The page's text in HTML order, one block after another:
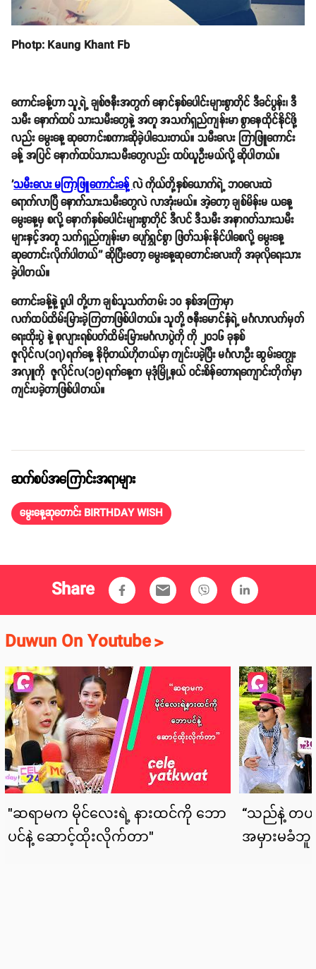
Photp: Kaung Khant Fb
ကောင်းခန့်ဟာ သူ့ရဲ့ ချစ်ဇနီးအတွက် နောင်နှစ်ပေါင်းများစွာတိုင် ဒီခင်ပွန်း၊ ဒီ
သမီး နောက်ထပ် သားသမီးတွေနဲ့ အတူ အသက်ရှည်ကျန်းမာ စွာနေထိုင်နိုင်ဖို့
လည်း မွေးနေ့ ဆုတောင်းစကားဆိုခဲ့ပါသေးတယ်။ သမီးလေး ကြာဖြူကောင်း
ခန့် အပြင် နောက်ထပ်သားသမီးတွေလည်း ထပ်ယူဦးမယ်လို့ ဆိုပါတယ်။
'သမီးလေး မကြာဖြူကောင်းခန့်လဲ ကိုယ်တို့နှစ်ယောက်ရဲ့ ဘဝလေးထဲ
ရောက်လာပြီ နောက်သားသမီးတွေလဲ လာအုံးမယ်။ အဲ့တော့ ချစ်မိန်းမ ယနေ့
မွေးနေ့မှ စလို့ နောက်နှစ်ပေါင်းများစွာတိုင် ဒီလင် ဒီသမီး အနာဂတ်သားသမီး
များနှင့်အတူ သက်ရှည်ကျန်းမာ ပျော်ရွှင်စွာ ဖြတ်သန်းနိုင်ပါစေလို့ မွေးနေ့
ဆုတောင်းလိုက်ပါတယ်'' ဆိုပြီးတော့ မွေးနေ့ဆုတောင်းလေးကို အခုလိုရေးသား
ခဲ့ပါတယ်။
ကောင်းခန့်နဲ့ ရူပါ တို့ဟာ ချစ်သူသက်တမ်း ၁၀ နှစ်အကြာမှာ
လက်ထပ်ထိမ်းမြားခဲ့ကြတာဖြစ်ပါတယ်။ သူတို့ ဇနီးမောင်နှံရဲ့ မင်္ဂလာလက်မှတ်
ရေးထိုးပွဲ နဲ့ စုလျားရစ်ပတ်ထိမ်းမြားမင်္ဂလာပွဲကို ကို ၂၀၁၆ ခုနှစ်
ဇူလိုင်လ(၁၇)ရက်နေ့ နိုဗိုတယ်ဟိုတယ်မှာ ကျင်းပခဲ့ပြီး မင်္ဂလာဦး ဆွမ်းကျွေး
အလှူကို ဇူလိုင်လ(၁၉)ရက်နေ့က မုဒုံမြို့နယ် ဝင်းစိန်တောရကျောင်းတိုက်မှာ
ကျင်းပခဲ့တာဖြစ်ပါတယ်။
ဆက်စပ်အကြောင်းအရာများ
မွေးနေ့ဆုတောင်း BIRTHDAY WISH
Share email
Duwun On Youtube>